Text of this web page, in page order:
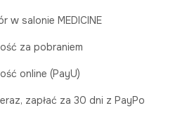
w salonie MEDICINE
za pobraniem
online (PayU)
zapłać za 30 dni z PayPo